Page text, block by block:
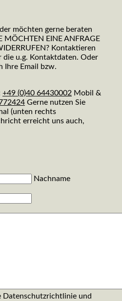
möchten gerne beraten
MÖCHTEN EINE ANFRAGE
Kontaktieren
die u.g. Kontaktdaten. Oder
Ihre Email bzw.
+49 (0)40 64430002 Mobil &
Gerne nutzen Sie
(unten rechts
erreicht uns auch,
Nachname
Datenschutzrichtlinie und